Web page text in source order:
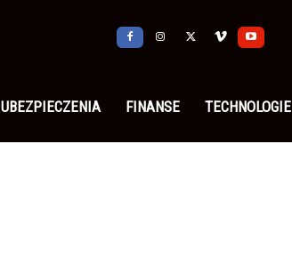
UBEZPIECZENIA FINANSE TECHNOLOGIE